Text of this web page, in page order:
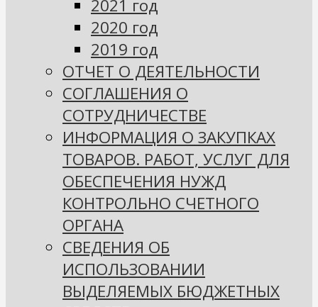
2021 год
2020 год
2019 год
ОТЧЕТ О ДЕЯТЕЛЬНОСТИ
СОГЛАШЕНИЯ О
СОТРУДНИЧЕСТВЕ
ИНФОРМАЦИЯ О ЗАКУПКАХ
ТОВАРОВ. РАБОТ, УСЛУГ ДЛЯ
ОБЕСПЕЧЕНИЯ НУЖД
КОНТРОЛЬНО СЧЕТНОГО
ОРГАНА
СВЕДЕНИЯ ОБ
ИСПОЛЬЗОВАНИИ
ВЫДЕЛЯЕМЫХ БЮДЖЕТНЫХ